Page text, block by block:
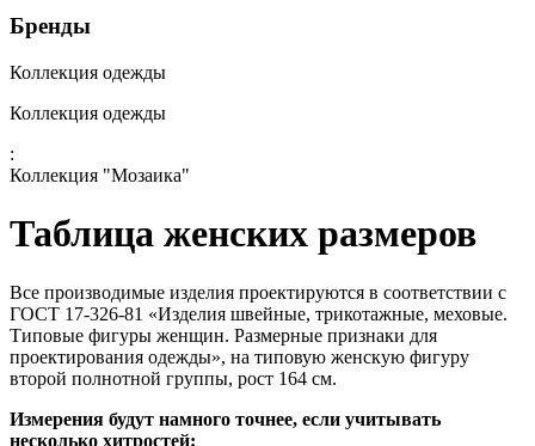
Бренды
Коллекция одежды
Коллекция одежды
:
Коллекция "Мозаика"
Таблица женских размеров
Все производимые изделия проектируются в соответствии с
ГОСТ 17-326-81 «Изделия швейные, трикотажные, меховые.
Типовые фигуры женщин. Размерные признаки для
проектирования одежды», на типовую женскую фигуру
второй полнотной группы, рост 164 см.
Измерения будут намного точнее, если учитывать
несколько хитростей: